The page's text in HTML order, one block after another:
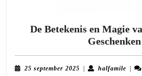
De Betekenis en Magie
Geschenken
25 september 2025 25| halfamile |